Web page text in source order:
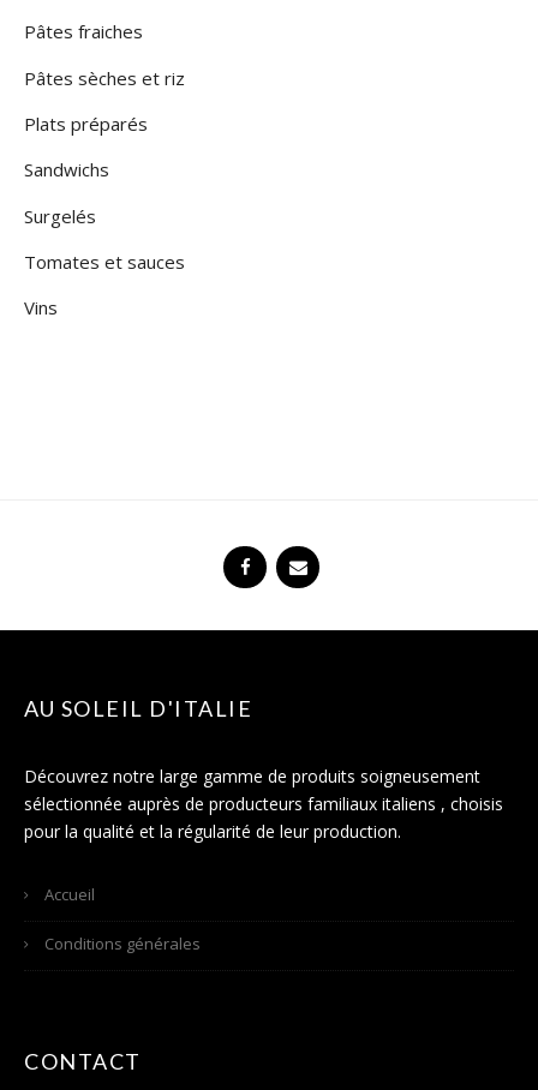
Pâtes fraiches
Pâtes sèches et riz
Plats préparés
Sandwichs
Surgelés
Tomates et sauces
Vins
AU SOLEIL D'ITALIE
Découvrez notre large gamme de produits soigneusement
sélectionnée auprès de producteurs familiaux italiens , choisis
pour la qualité et la régularité de leur production.
Accueil
Conditions générales
CONTACT